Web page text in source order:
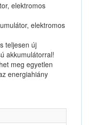
elektromos
elektromos
teljesen új
akkumulátorral!
meg egyetlen
energiahiány